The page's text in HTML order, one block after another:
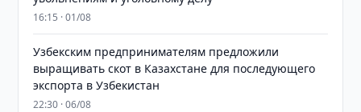
16:15 · 01/08
Узбекским предпринимателям предложили
выращивать скот в Казахстане для последующего
экспорта в Узбекистан
22:30 · 06/08